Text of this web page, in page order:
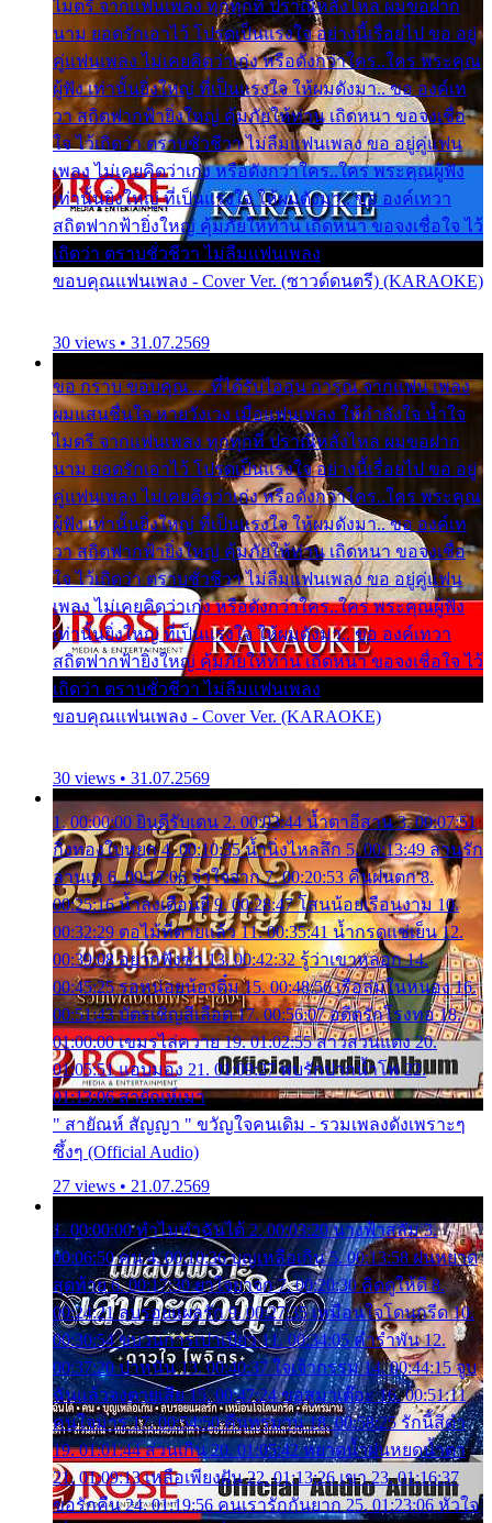
ไมตรี จากแฟนเพลง ทุกทุกที่ ปราณีหลั่งไหล ผมขอฝาก
นาม ยอดรักเอาไว้ โปรดเป็นแรงใจ อย่างนี้เรื่อยไป ขอ อยู่
คู่แฟนเพลง ไม่เคยคิดว่าเก่ง หรือดังกว่าใคร..ใคร พระคุณ
ผู้ฟัง เท่านั้นยิ่งใหญ่ ที่เป็นแรงใจ ให้ผมดังมา.. ขอ องค์เท
วา สถิตฟากฟ้ายิ่งใหญ่ คุ้มภัยให้ท่าน เถิดหนา ขอจงเชื่อ
ใจ ไว้เถิดว่า ตราบชั่วชีวา ไม่ลืมแฟนเพลง ขอ อยู่คู่แฟน
เพลง ไม่เคยคิดว่าเก่ง หรือดังกว่าใคร..ใคร พระคุณผู้ฟัง
เท่านั้นยิ่งใหญ่ ที่เป็นแรงใจ ให้ผมดังมา.. ขอ องค์เทวา
สถิตฟากฟ้ายิ่งใหญ่ คุ้มภัยให้ท่าน เถิดหนา ขอจงเชื่อใจ ไว้
เถิดว่า ตราบชั่วชีวา ไม่ลืมแฟนเพลง
ขอบคุณแฟนเพลง - Cover Ver. (ซาวด์ดนตรี) (KARAOKE)
30 views • 31.07.2569
ขอ กราบ ขอบคุณ.... ที่ได้รับไออุ่น การุณ จากแฟน เพลง
ผมแสนชื่นใจ หายวังเวง เมื่อแฟนเพลง ให้กำลังใจ น้ำใจ
ไมตรี จากแฟนเพลง ทุกทุกที่ ปราณีหลั่งไหล ผมขอฝาก
นาม ยอดรักเอาไว้ โปรดเป็นแรงใจ อย่างนี้เรื่อยไป ขอ อยู่
คู่แฟนเพลง ไม่เคยคิดว่าเก่ง หรือดังกว่าใคร..ใคร พระคุณ
ผู้ฟัง เท่านั้นยิ่งใหญ่ ที่เป็นแรงใจ ให้ผมดังมา.. ขอ องค์เท
วา สถิตฟากฟ้ายิ่งใหญ่ คุ้มภัยให้ท่าน เถิดหนา ขอจงเชื่อ
ใจ ไว้เถิดว่า ตราบชั่วชีวา ไม่ลืมแฟนเพลง ขอ อยู่คู่แฟน
เพลง ไม่เคยคิดว่าเก่ง หรือดังกว่าใคร..ใคร พระคุณผู้ฟัง
เท่านั้นยิ่งใหญ่ ที่เป็นแรงใจ ให้ผมดังมา.. ขอ องค์เทวา
สถิตฟากฟ้ายิ่งใหญ่ คุ้มภัยให้ท่าน เถิดหนา ขอจงเชื่อใจ ไว้
เถิดว่า ตราบชั่วชีวา ไม่ลืมแฟนเพลง
ขอบคุณแฟนเพลง - Cover Ver. (KARAOKE)
30 views • 31.07.2569
1. 00:00:00 ยินดีรับเดน 2. 00:03:44 น้ำตาอีสาน 3. 00:07:51
กิ่งทองใบหยก 4. 00:10:35 น้ำนิ่งไหลลึก 5. 00:13:49 ลานรัก
ลานเท 6. 00:17:06 จำใจจาก 7. 00:20:53 คืนฝนตก 8.
00:25:16 น้ำลงเดือนยี่ 9. 00:28:47 โสนน้อยเรือนงาม 10.
00:32:29 ตอไม้ที่ตายแล้ว 11. 00:35:41 น้ำกรดแช่เย็น 12.
00:39:08 อยากฟังซ้ำ 13. 00:42:32 รู้ว่าเขาหลอก 14.
00:45:25 รอหน่อยน้องติ๋ม 15. 00:48:56 เรือล่มในหนอง 16.
00:51:43 บัตรเชิญสีเลือด 17. 00:56:07 อดีตรักโรงทอ 18.
01:00:00 เขมรไล่ควาย 19. 01:02:55 สาวสวนแตง 20.
01:05:51 แอบมอง 21. 01:09:27 พบรักปากน้ำโพ 22.
01:13:06 สายัณห์เมา
" สายัณห์ สัญญา " ขวัญใจคนเดิม - รวมเพลงดังเพราะๆ
ซึ้งๆ (Official Audio)
27 views • 21.07.2569
1. 00:00:00 ทำไมทำฉันได้ 2. 00:03:20 นางฟ้าสลัม 3.
00:06:50 คน 4. 00:10:36 บุญเหลือเกิน 5. 00:13:58 ฝนหยาด
สุดท้าย 6. 00:17:30 ยาใจยาจก 7. 00:20:30 คิดดูให้ดี 8.
00:24:21 ลบรอยแผลรัก 9. 00:27:35 เหมือนใจโดนกรีด 10.
00:30:54 ขบวนการเปาเปียว 11. 00:34:05 คำรำพัน 12.
00:37:20 ปาหนัน 13. 00:40:37 ใจเจ้ากรรม 14. 00:44:15 จูบ
ฉันแล้วจงตายเสีย 15. 00:47:24 ขอสูมาเต๊อะ 16. 00:51:11
คนใจมาร 17. 00:54:50 คืนทรมาน 18. 00:58:25 รักนี้สีดำ
19. 01:01:44 ส่วนเกิน 20. 01:05:42 หยาดน้ำฝนหยดน้ำตา
21. 01:09:13 เหลือเพียงฝัน 22. 01:13:26 เขา 23. 01:16:37
ขอรักคืน 24. 01:19:56 คนเรารักกันยาก 25. 01:23:06 หัวใจ